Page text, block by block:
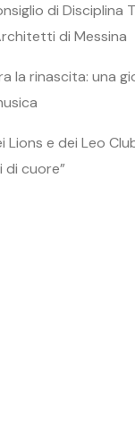
di Disciplina
di Messina
la rinascita: una
Lions e dei Leo
cuore”